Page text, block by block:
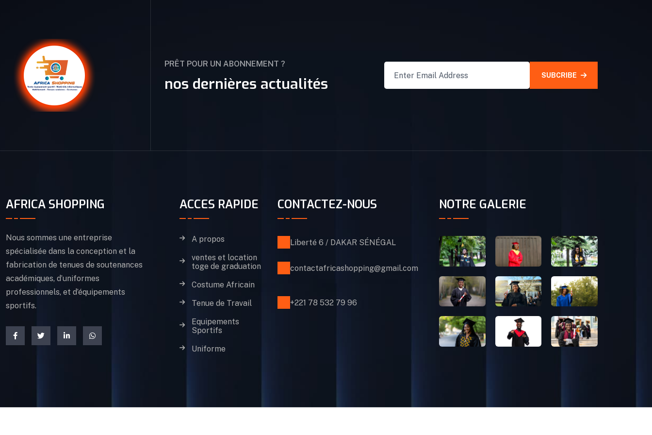
PRÊT POUR UN ABONNEMENT ?
nos dernières actualités SUBCRIBE
AFRICA SHOPPING
Nous sommes une entreprise
spécialisée dans la conception et la
fabrication de tenues de soutenances
académiques, d’uniformes
professionnels, et d’équipements
sportifs.
ACCES RAPIDE
A propos
ventes et location
toge de graduation
Costume Africain
Tenue de Travail
Equipements
Sportifs
Uniforme
CONTACTEZ-NOUS
Liberté 6 / DAKAR SÉNÉGAL
contactafricashopping@gmail.com
+221 78 532 79 96
NOTRE GALERIE